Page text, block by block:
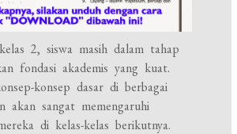
2, siswa masih dalam tahap
fondasi akademis yang kuat.
konsep dasar di berbagai
akan sangat memengaruhi
di kelas-kelas berikutnya.